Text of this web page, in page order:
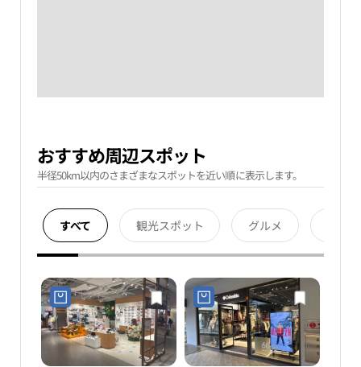
おすすめ周辺スポット
半径50km以内のさまざまなスポットを近い順に表示します。
すべて 観光スポット グルメ